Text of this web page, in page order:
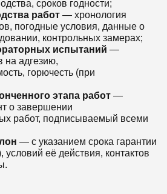
сроков годности;
работ — хронология
погодные условия, данные о
контрольных замерах;
испытаний —
на адгезию,
горючесть (при
этапа работ —
о завершении
работ, подписываемый всеми
— с указанием срока гарантии
условий её действия, контактов